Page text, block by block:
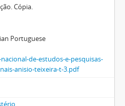
Cópia.
Portuguese
de-estudos-e-pesquisas-
anisio-teixeira-t-3.pdf